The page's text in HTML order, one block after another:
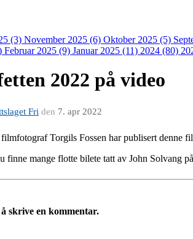
(3) November 2025 (6) Oktober 2025 (5)
Februar 2025 (9) Januar 2025 (11) 2024 (80)
2022 på video
Fri den 7. apr 2022
Torgils Fossen har publisert denne
finne mange flotte bilete tatt av John Solvang
skrive en kommentar.